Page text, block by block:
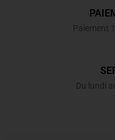
Paiement
Du lundi